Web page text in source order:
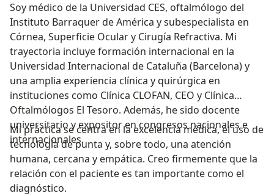
Soy médico de la Universidad CES, oftalmólogo del
Instituto Barraquer de América y subespecialista en
Córnea, Superficie Ocular y Cirugía Refractiva. Mi
trayectoria incluye formación internacional en la
Universidad Internacional de Cataluña (Barcelona) y
una amplia experiencia clínica y quirúrgica en
instituciones como Clínica CLOFAN, CEO y Clínica
Oftalmólogos El Tesoro. Además, he sido docente
universitario y expositor en congresos nacionales e
internacionales.
Mi práctica se centra en la excelencia médica, el uso de
tecnología de punta y, sobre todo, una atención
humana, cercana y empática. Creo firmemente que la
relación con el paciente es tan importante como el
diagnóstico.